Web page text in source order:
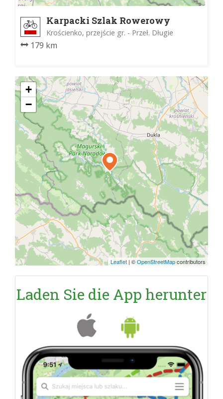
Karpacki Szlak Rowerowy
Krościenko, przejście gr. - Przeł. Długie
179 km
+
−
Leaflet|©OpenStreetMapcontributors
Laden Sie die App herunter